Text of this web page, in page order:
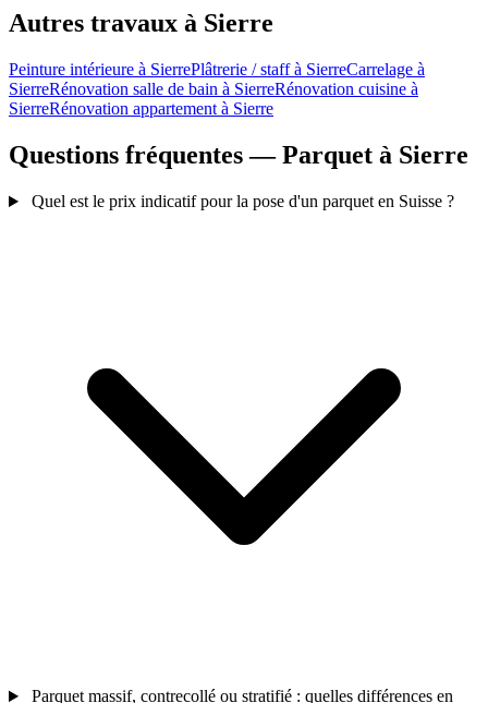
Autres travaux à Sierre
Peinture intérieure à SierrePlâtrerie / staff à SierreCarrelage à
SierreRénovation salle de bain à SierreRénovation cuisine à
SierreRénovation appartement à Sierre
Questions fréquentes — Parquet à Sierre
Quel est le prix indicatif pour la pose d'un parquet en Suisse ?
Parquet massif, contrecollé ou stratifié : quelles différences en